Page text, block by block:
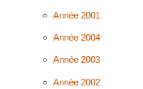
Année 2001
Année 2004
Année 2003
Année 2002